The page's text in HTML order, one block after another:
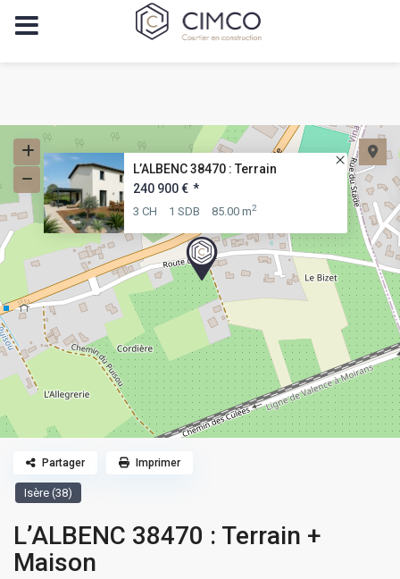
L’ALBENC 38470 : Terrain
240 900 € *
3 CH 1 SDB 85.00 m2
Isère (38)
L’ALBENC 38470 : Terrain +
Maison
Partager Imprimer